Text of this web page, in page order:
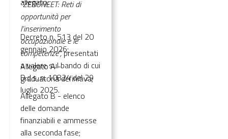
"ZERONEET: Reti di
opportunità per
l’inserimento
occupazionale e le
competenze”,presentati
a valere sul bando di cui
D.d.s. n. 10824 del 29
luglio 2025.
Decreto n. 513 del 20
gennaio 2026;
Allegato A -
graduatoria definitiva;
Allegato B - elenco
delle domande
finanziabili e ammesse
alla seconda fase;